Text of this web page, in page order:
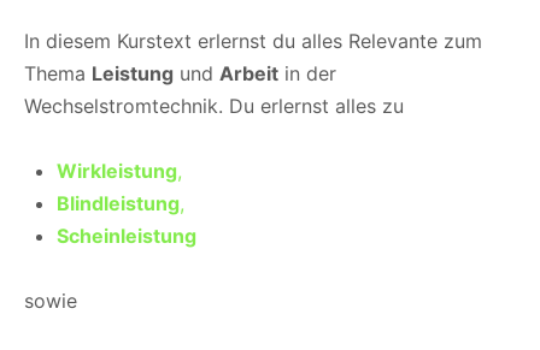
In diesem Kurstext erlernst du alles Relevante zum
Thema Leistung und Arbeit in der
Wechselstromtechnik. Du erlernst alles zu
Wirkleistung,
Blindleistung,
Scheinleistung
sowie